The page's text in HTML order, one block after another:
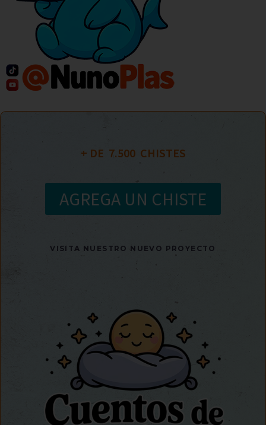
+ DE 7.500
  CHISTES
AGREGA UN CHISTE
VISITA NUESTRO NUEVO PROYECTO